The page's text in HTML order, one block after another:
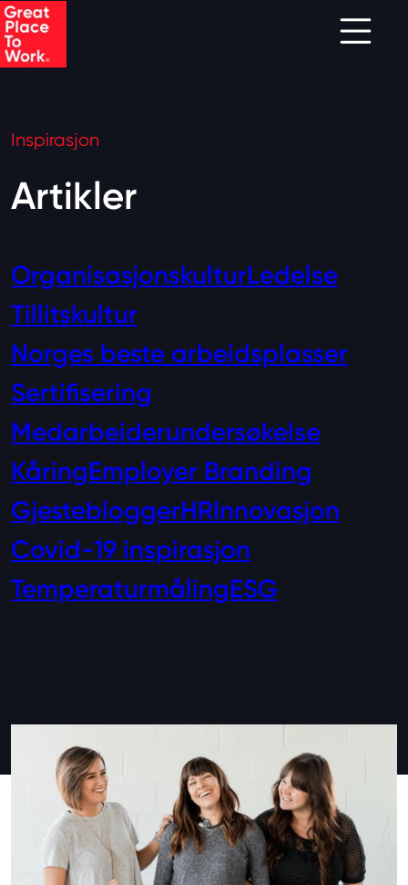
Skip to main content
Inspirasjon
Artikler
OrganisasjonskulturLedelse
Tillitskultur
Norges beste arbeidsplasser
Sertifisering
Medarbeiderundersøkelse
KåringEmployer Branding
GjestebloggerHRInnovasjon
Covid-19 inspirasjon
TemperaturmålingESG